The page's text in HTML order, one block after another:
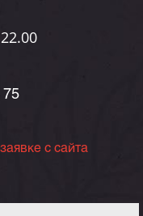
75
с сайта